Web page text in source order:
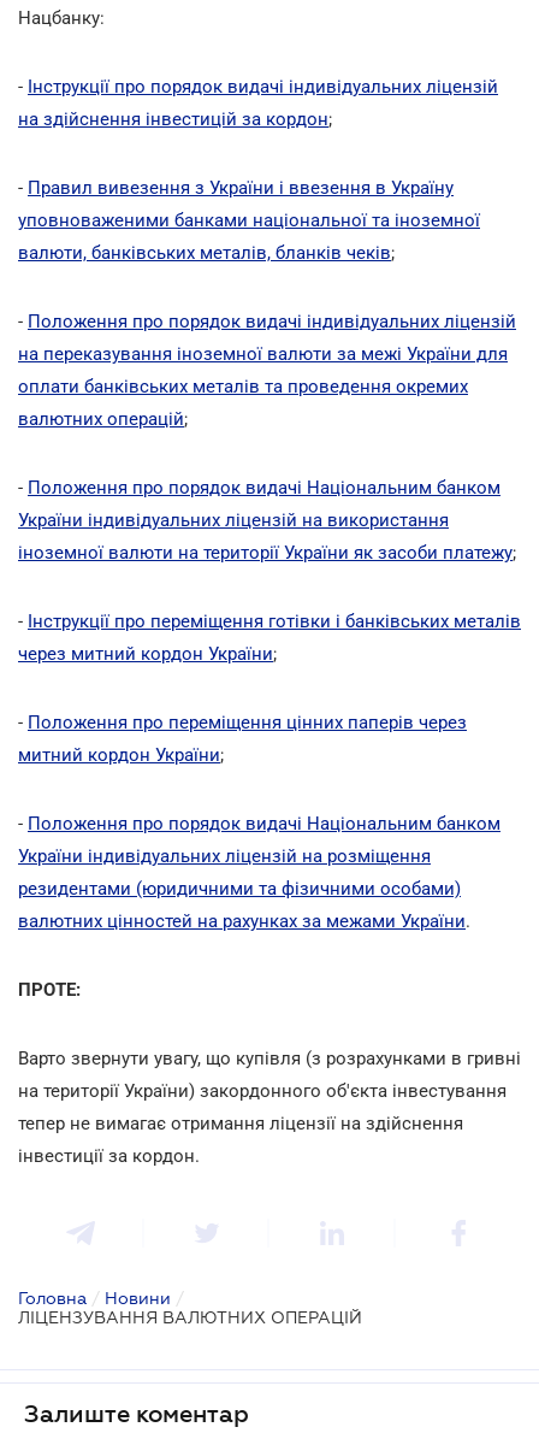
Нацбанку:
- Інструкції про порядок видачі індивідуальних ліцензій
на здійснення інвестицій за кордон;
- Правил вивезення з України і ввезення в Україну
уповноваженими банками національної та іноземної
валюти, банківських металів, бланків чеків;
- Положення про порядок видачі індивідуальних ліцензій
на переказування іноземної валюти за межі України для
оплати банківських металів та проведення окремих
валютних операцій;
- Положення про порядок видачі Національним банком
України індивідуальних ліцензій на використання
іноземної валюти на території України як засоби платежу;
- Інструкції про переміщення готівки і банківських металів
через митний кордон України;
- Положення про переміщення цінних паперів через
митний кордон України;
- Положення про порядок видачі Національним банком
України індивідуальних ліцензій на розміщення
резидентами (юридичними та фізичними особами)
валютних цінностей на рахунках за межами України.
ПРОТЕ:
Варто звернути увагу, що купівля (з розрахунками в гривні
на території України) закордонного об'єкта інвестування
тепер не вимагає отримання ліцензії на здійснення
інвестиції за кордон.
Головна / Новини /
ЛІЦЕНЗУВАННЯ ВАЛЮТНИХ ОПЕРАЦІЙ
Залиште коментар